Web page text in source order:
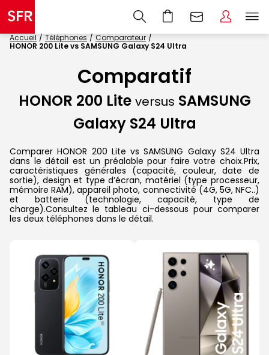
Accueil Téléphones
Comparateur
HONOR 200 Lite vs SAMSUNG Galaxy S24 Ultra
Comparatif
HONOR 200 Lite versus SAMSUNG
Galaxy S24 Ultra
Comparer HONOR 200 Lite vs SAMSUNG Galaxy S24 Ultra
dans le détail est un préalable pour faire votre choix.Prix,
caractéristiques générales (capacité, couleur, date de
sortie), design et type d’écran, matériel (type processeur,
mémoire RAM), appareil photo, connectivité (4G, 5G, NFC..)
et batterie (technologie, capacité, type de
charge).Consultez le tableau ci-dessous pour comparer
les deux téléphones dans le détail.